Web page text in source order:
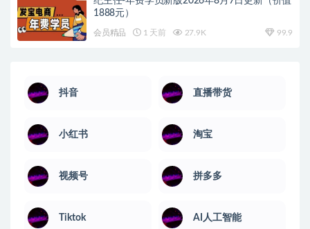
1888元）
会员精品 1 天前 27.9K 99.9
抖音 直播带货
小红书 淘宝
视频号 拼多多
Tiktok AI人工智能